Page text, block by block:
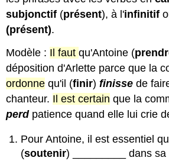
subjonctif (présent), à l'infinitif
(présent).
Modèle : Ilfaut qu'Antoine (
déposition d'Arlette parce que la
ordonne qu'il (finir) finisse de
chanteur. Il est certain que la
perdpatience quand elle lui crie
Pour Antoine, il est essentiel
(soutenir) _________ dans